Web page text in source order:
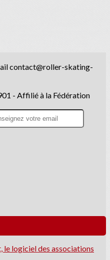
contact@roller-skating-
- Affilié à la Fédération
le logiciel des associations